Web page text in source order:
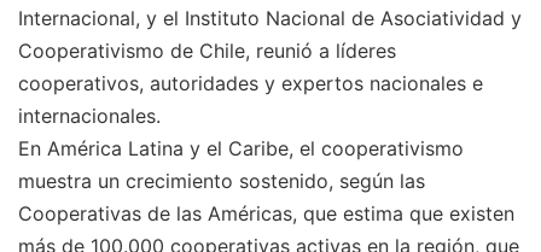
Internacional, y el Instituto Nacional de Asociatividad y
Cooperativismo de Chile, reunió a líderes
cooperativos, autoridades y expertos nacionales e
internacionales.
En América Latina y el Caribe, el cooperativismo
muestra un crecimiento sostenido, según las
Cooperativas de las Américas, que estima que existen
más de 100.000 cooperativas activas en la región, que